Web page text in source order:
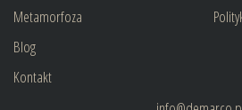
Metamorfoza
Blog
Kontakt